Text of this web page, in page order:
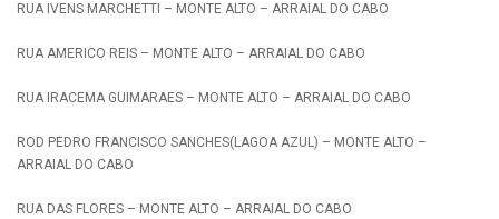
RUA IVENS MARCHETTI – MONTE ALTO – ARRAIAL DO CABO
RUA AMERICO REIS – MONTE ALTO – ARRAIAL DO CABO
RUA IRACEMA GUIMARAES – MONTE ALTO – ARRAIAL DO CABO
ROD PEDRO FRANCISCO SANCHES(LAGOA AZUL) – MONTE ALTO –
ARRAIAL DO CABO
RUA DAS FLORES – MONTE ALTO – ARRAIAL DO CABO